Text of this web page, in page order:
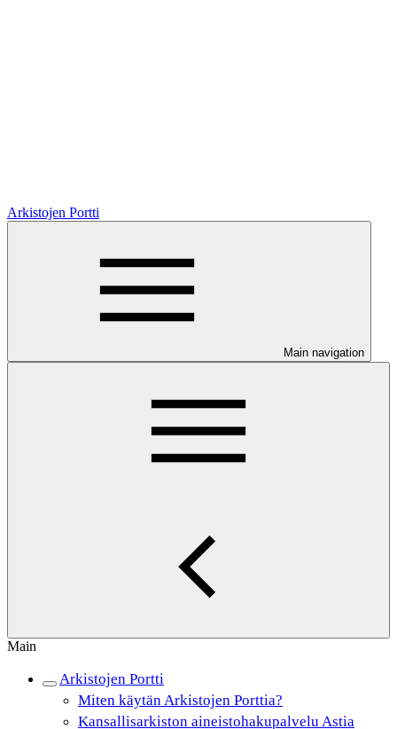
Arkistojen Portti
Main navigation
Main
Arkistojen Portti
Miten käytän Arkistojen Porttia?
Kansallisarkiston aineistohakupalvelu Astia